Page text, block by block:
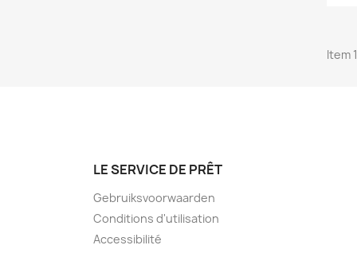
Item
LE SERVICE DE PRÊT
Gebruiksvoorwaarden
Conditions d'utilisation
Accessibilité